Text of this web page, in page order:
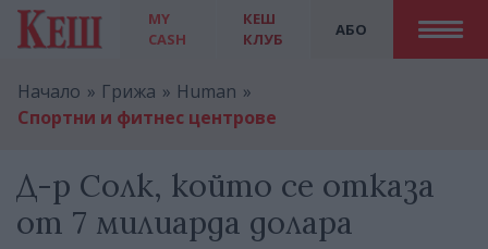
MY
CASH
АБО
КЕШ
КЛУБ
Начало Грижа
Human
Спортни и фитнес центрове
Д-р Солк, който се отказа
от 7 милиарда долара